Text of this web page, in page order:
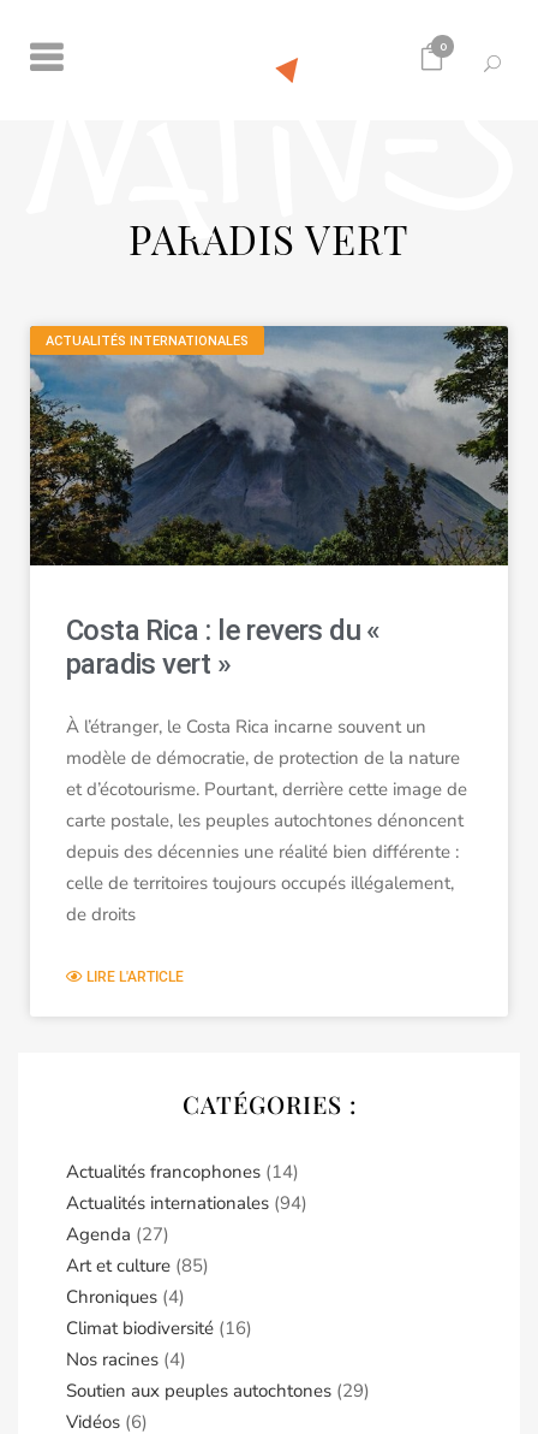
0
PARADIS VERT
ACTUALITÉS INTERNATIONALES
Costa Rica : le revers du «
paradis vert »
À l’étranger, le Costa Rica incarne souvent un
modèle de démocratie, de protection de la nature
et d’écotourisme. Pourtant, derrière cette image de
carte postale, les peuples autochtones dénoncent
depuis des décennies une réalité bien différente :
celle de territoires toujours occupés illégalement,
de droits
LIRE L'ARTICLE
CATÉGORIES :
Actualités francophones (14)
Actualités internationales (94)
Agenda (27)
Art et culture (85)
Chroniques (4)
Climat biodiversité (16)
Nos racines (4)
Soutien aux peuples autochtones (29)
Vidéos (6)